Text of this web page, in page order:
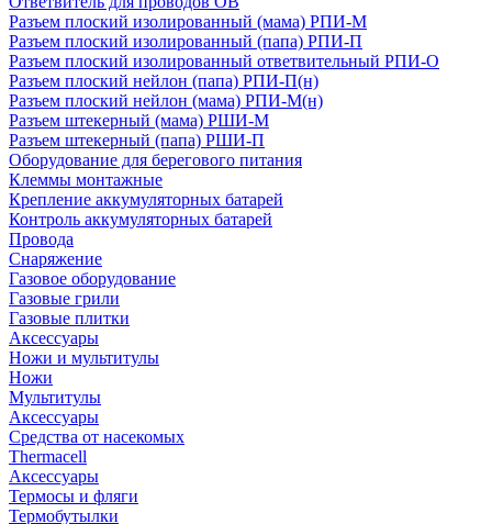
Разъем плоский изолированный (мама) РПИ-М
Разъем плоский изолированный (папа) РПИ-П
Разъем плоский изолированный ответвительный РПИ-О
Разъем плоский нейлон (папа) РПИ-П(н)
Разъем плоский нейлон (мама) РПИ-М(н)
Разъем штекерный (мама) РШИ-М
Разъем штекерный (папа) РШИ-П
Оборудование для берегового питания
Клеммы монтажные
Крепление аккумуляторных батарей
Контроль аккумуляторных батарей
Провода
Снаряжение
Газовое оборудование
Газовые грили
Газовые плитки
Аксессуары
Ножи и мультитулы
Ножи
Мультитулы
Аксессуары
Средства от насекомых
Thermacell
Аксессуары
Термосы и фляги
Термобутылки